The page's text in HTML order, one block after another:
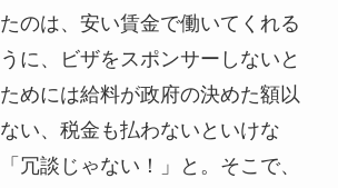
のは、安い賃金で働いてくれる
に、ビザをスポンサーしないと
めには給料が政府の決めた額以
い、税金も払わないといけな
冗談じゃない！」と。そこで、